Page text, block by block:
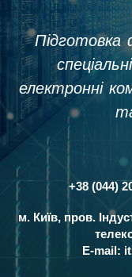
Підготовка
електронні
Контакти
+38 (044)
м. Київ, пров.
E-mail: